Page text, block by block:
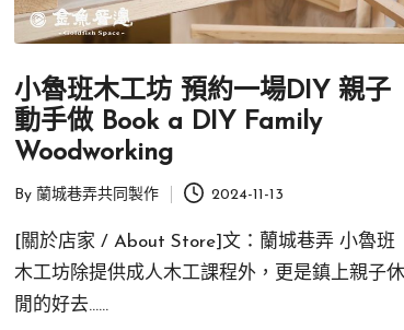
小魯班木工坊 預約一場DIY 親子
動手做 Book a DIY Family
Woodworking
Posted
by
By 蘭城巷弄共同製作 2024-11-13
[關於店家 / About Store]文：蘭城巷弄 小魯班
木工坊除提供成人木工課程外，更是鎮上親子休
閒的好去……